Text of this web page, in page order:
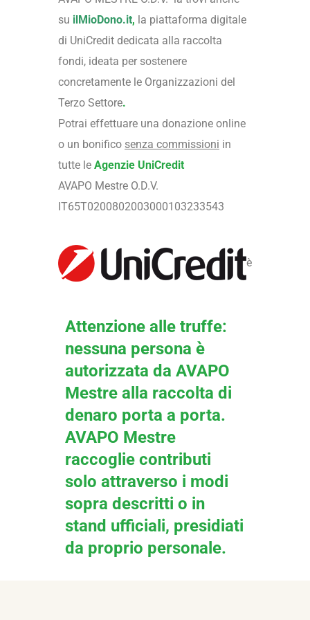
su ilMioDono.it, la piattaforma digitale
di UniCredit dedicata alla raccolta
fondi, ideata per sostenere
concretamente le Organizzazioni del
Terzo Settore.
Potrai effettuare una donazione online
o un bonifico senza commissioni in
tutte le Agenzie UniCredit
AVAPO Mestre O.D.V.
IT65T0200802003000103233543
è
Attenzione alle truffe:
nessuna persona è
autorizzata da AVAPO
Mestre alla raccolta di
denaro porta a porta.
AVAPO Mestre
raccoglie contributi
solo attraverso i modi
sopra descritti o in
stand ufficiali, presidiati
da proprio personale.